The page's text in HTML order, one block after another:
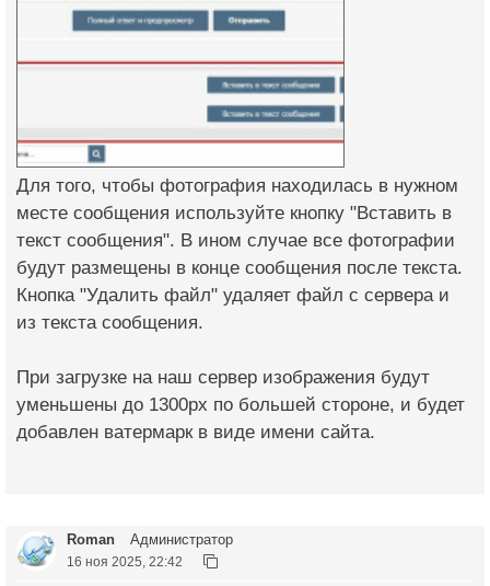
Для того, чтобы фотография находилась в нужном
месте сообщения используйте кнопку "Вставить в
текст сообщения". В ином случае все фотографии
будут размещены в конце сообщения после текста.
Кнопка "Удалить файл" удаляет файл с сервера и
из текста сообщения.
При загрузке на наш сервер изображения будут
уменьшены до 1300px по большей стороне, и будет
добавлен ватермарк в виде имени сайта.
Roman Администратор
16 ноя 2025, 22:42